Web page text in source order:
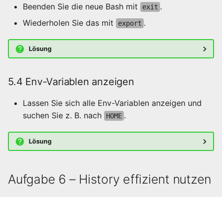
Beenden Sie die neue Bash mit
exit .
Wiederholen Sie das mit
export .
Lösung
5.4 Env-Variablen anzeigen
Lassen Sie sich alle Env-Variablen anzeigen und
suchen Sie z. B. nach
HOME .
Lösung
Aufgabe 6 – History effizient nutzen